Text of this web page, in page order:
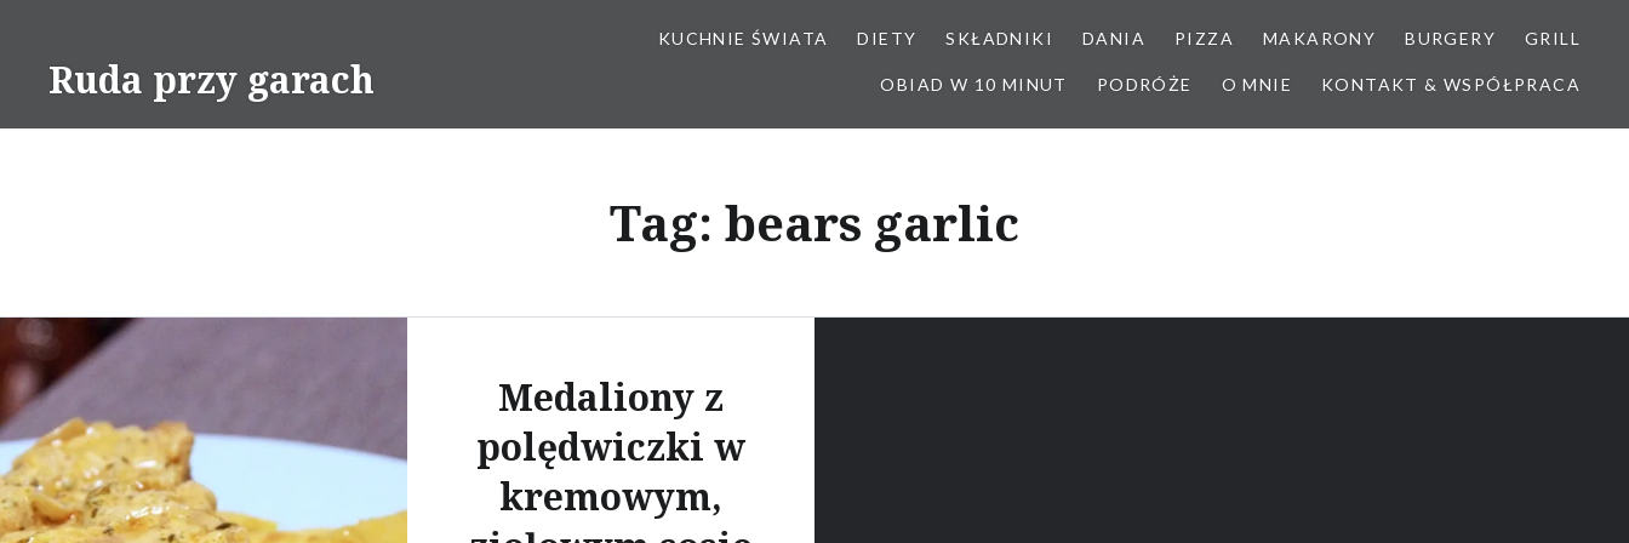
contentRuda przy garach
KUCHNIE ŚWIATA DIETY SKŁADNIKI DANIA PIZZA MAKARONY BURGERY GRILL
OBIAD W 10 MINUT PODRÓŻE O MNIE KONTAKT & WSPÓŁPRACA
Tag: bears garlic
Medaliony z
polędwiczki w
kremowym,